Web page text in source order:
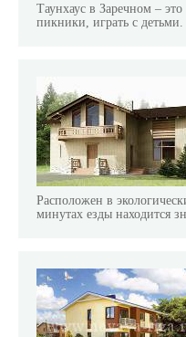
Таунхаус в Заречном –
пикники, играть с детьми.
Расположен в
минутах езды находится